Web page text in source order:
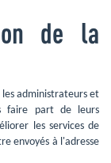
de la
les administrateurs et
faire part de leurs
les services de
envoyés à l'adresse